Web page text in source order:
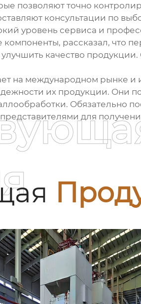
позволяют точно
консультации по
уровень сервиса и
рассказал, что
качество
на международном рынке и
их продукции. Они
Обязательно
для